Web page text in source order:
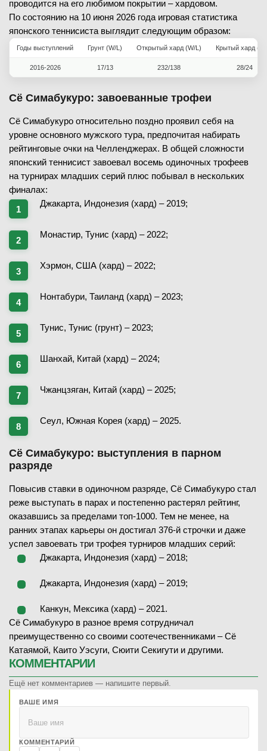
проводится на его любимом покрытии – хардовом.
По состоянию на 10 июня 2026 года игровая статистика
японского теннисиста выглядит следующим образом:
Годы выступлений Грунт (W/L) Открытый хард (W/L) Крытый хард
2016-2026 17/13 232/138 28/24
Сё Симабукуро: завоеванные трофеи
Сё Симабукуро относительно поздно проявил себя на
уровне основного мужского тура, предпочитая набирать
рейтинговые очки на Челленджерах. В общей сложности
японский теннисист завоевал восемь одиночных трофеев
на турнирах младших серий плюс побывал в нескольких
финалах:
Джакарта, Индонезия (хард) – 2019;
Монастир, Тунис (хард) – 2022;
Хэрмон, США (хард) – 2022;
Нонтабури, Таиланд (хард) – 2023;
Тунис, Тунис (грунт) – 2023;
Шанхай, Китай (хард) – 2024;
Чжанцзяган, Китай (хард) – 2025;
Сеул, Южная Корея (хард) – 2025.
Сё Симабукуро: выступления в парном
разряде
Повысив ставки в одиночном разряде, Сё Симабукуро стал
реже выступать в парах и постепенно растерял рейтинг,
оказавшись за пределами топ-1000. Тем не менее, на
ранних этапах карьеры он достигал 376-й строчки и даже
успел завоевать три трофея турниров младших серий:
Джакарта, Индонезия (хард) – 2018;
Джакарта, Индонезия (хард) – 2019;
Канкун, Мексика (хард) – 2021.
Сё Симабукуро в разное время сотрудничал
преимущественно со своими соотечественниками – Сё
Катаямой, Каито Уэсуги, Сюити Секигути и другими.
КОММЕНТАРИИ
Ещё нет комментариев — напишите первый.
ВАШЕ ИМЯ
КОММЕНТАРИЙ